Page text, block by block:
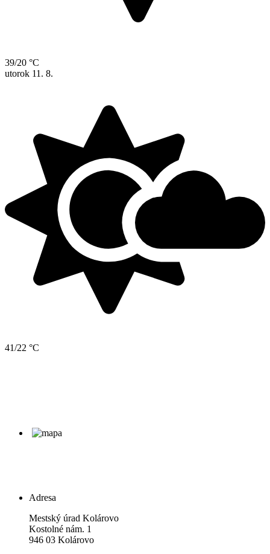
39/20 °C
utorok 11. 8.
41/22 °C
Adresa
Mestský úrad Kolárovo
Kostolné nám. 1
946 03 Kolárovo